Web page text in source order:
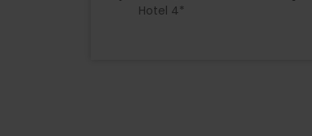
Hotel 4*